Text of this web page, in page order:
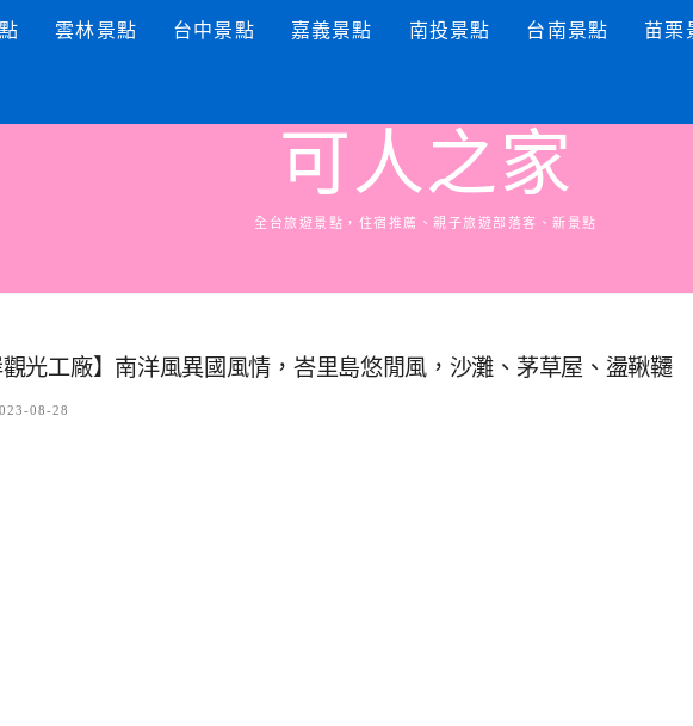
雲林景點 台中景點 嘉義景點 南投景點 台南景點 苗栗
可人之家
全台旅遊景點，住宿推薦、親子旅遊部落客、新景點
光工廠】南洋風異國風情，峇里島悠閒風，沙灘、茅草屋、盪鞦韆
08-28